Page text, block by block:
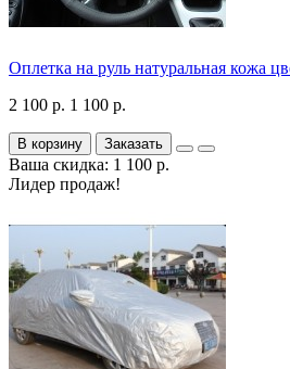
Оплетка на руль натуральная кожа
2 100 р. 1 100 р.
В корзину Заказать
Ваша скидка: 1 100 р.
Лидер продаж!